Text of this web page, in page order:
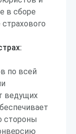
в сборе
по всей
ведущих
стороны